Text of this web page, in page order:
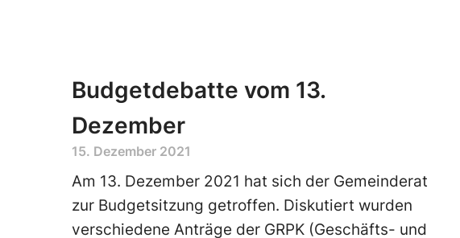
Budgetdebatte vom 13.
Dezember
15. Dezember 2021
Am 13. Dezember 2021 hat sich der Gemeinderat
zur Budgetsitzung getroffen. Diskutiert wurden
verschiedene Anträge der GRPK (Geschäfts- und